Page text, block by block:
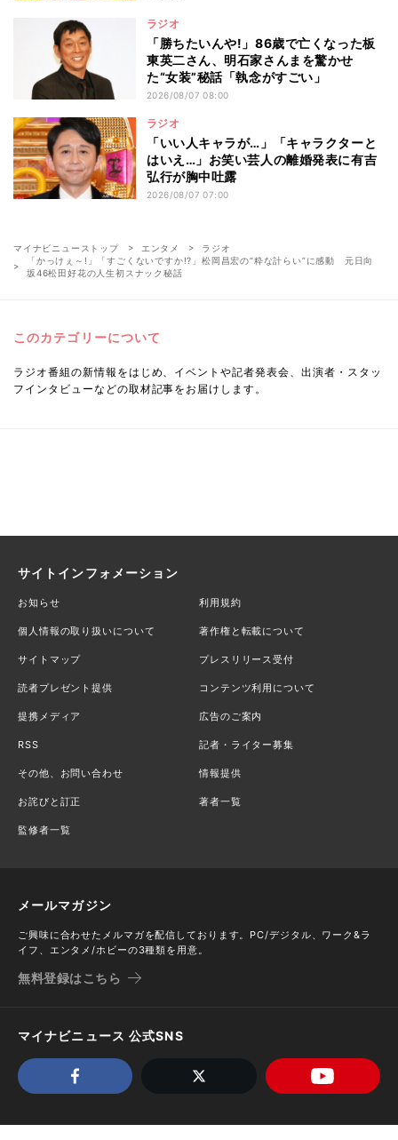
ラジオ
「勝ちたいんや!」86歳で亡くなった板
東英二さん、明石家さんまを驚かせ
た“女装”秘話「執念がすごい」
2026/08/07 08:00
ラジオ
「いい人キャラが…」「キャラクターと
はいえ…」お笑い芸人の離婚発表に有吉
弘行が胸中吐露
2026/08/07 07:00
マイナビニューストップ エンタメ
ラジオ
「かっけぇ～!」「すごくないですか!?」松岡昌宏の“粋な計らい”に感動 元日向
坂46松田好花の人生初スナック秘話
このカテゴリーについて
ラジオ番組の新情報をはじめ、イベントや記者発表会、出演者・スタッ
フインタビューなどの取材記事をお届けします。
サイトインフォメーション
お知らせ 利用規約
個人情報の取り扱いについて 著作権と転載について
サイトマップ プレスリリース受付
読者プレゼント提供 コンテンツ利用について
提携メディア 広告のご案内
RSS 記者・ライター募集
その他、お問い合わせ 情報提供
お詫びと訂正 著者一覧
監修者一覧
メールマガジン
ご興味に合わせたメルマガを配信しております。PC/デジタル、ワーク&ラ
イフ、エンタメ/ホビーの3種類を用意。
無料登録はこちら
マイナビニュース 公式SNS